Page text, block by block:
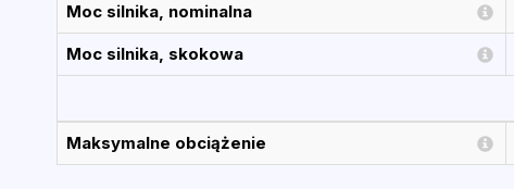
Moc silnika, nominalna
Moc silnika, skokowa
Maksymalne obciążenie